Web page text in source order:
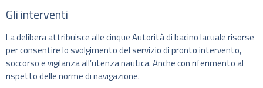
Gli interventi
La delibera attribuisce alle cinque Autorità di bacino lacuale risorse
per consentire lo svolgimento del servizio di pronto intervento,
soccorso e vigilanza all’utenza nautica. Anche con riferimento al
rispetto delle norme di navigazione.